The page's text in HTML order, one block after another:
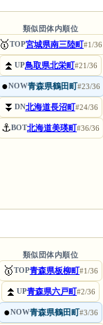
類似団体内順位
🥇TOP宮城県南三陸町#1/36
⏫ UP鳥取県北栄町#21/36
●NOW青森県鶴田町#23/36
⏬ DN北海道長沼町#24/36
⚓BOT北海道美瑛町#36/36
類似団体内順位
🥇TOP青森県板柳町#1/36
⏫ UP青森県六戸町#2/36
●NOW青森県鶴田町#3/36